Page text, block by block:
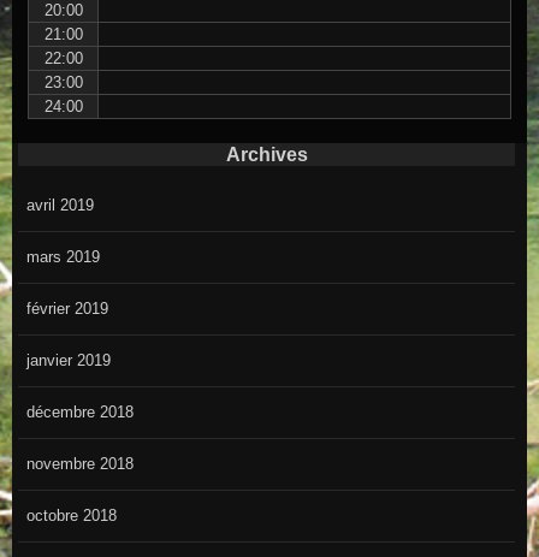
20:00
21:00
22:00
23:00
24:00
Archives
avril 2019
mars 2019
février 2019
janvier 2019
décembre 2018
novembre 2018
octobre 2018